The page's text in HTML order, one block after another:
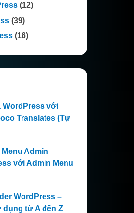
(12)
(39)
(16)
WordPress với
Translates (Tự
Menu Admin
với Admin Menu
WordPress –
dụng từ A đến Z